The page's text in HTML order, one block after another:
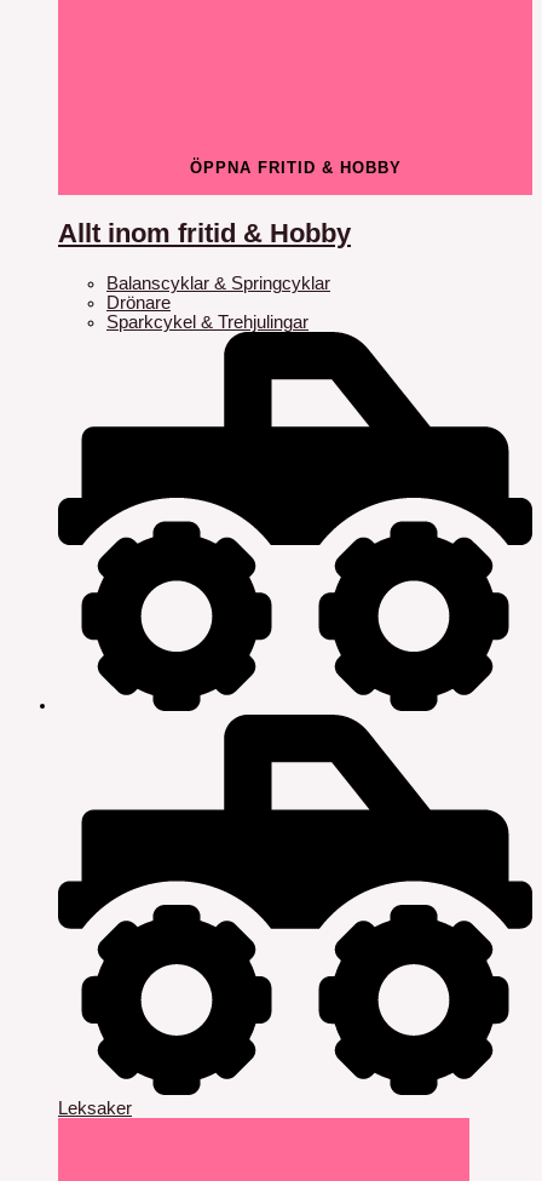
ÖPPNA FRITID & HOBBY
Allt inom fritid & Hobby
Balanscyklar & Springcyklar
Drönare
Sparkcykel & Trehjulingar
Leksaker